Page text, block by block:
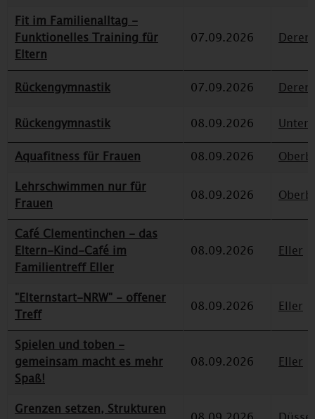
Fit im Familienalltag -
Funktionelles Training für
Eltern
07.09.2026
Rückengymnastik 07.09.2026
Rückengymnastik 08.09.2026
Aquafitness für Frauen
08.09.2026
Lehrschwimmen nur für
Frauen
08.09.2026
Café Clementinchen - das
Eltern-Kind-Café im
Familientreff Eller
08.09.2026 Eller
"Elternstart-NRW" - offener
Treff
08.09.2026 Eller
Spielen und toben -
gemeinsam macht es mehr
Spaß!
08.09.2026 Eller
Grenzen setzen, Strukturen